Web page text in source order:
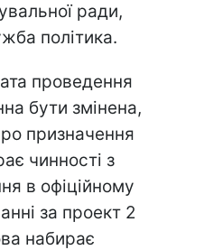
ради,
політика.
проведення
бути змінена,
призначення
чинності з
в офіційному
за проект 2
набирає